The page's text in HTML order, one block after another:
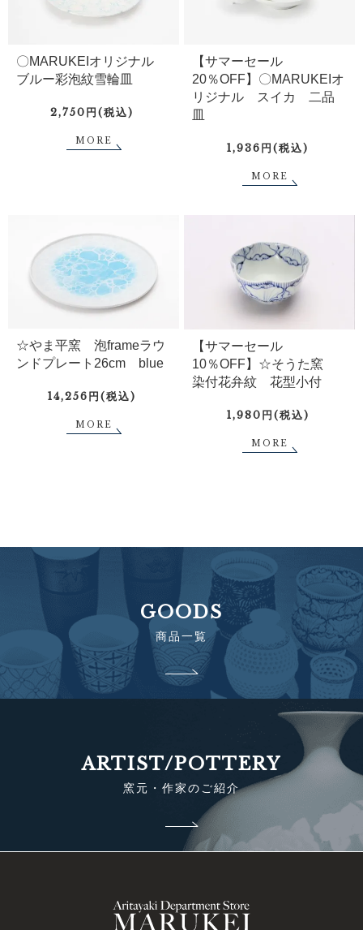
〇MARUKEIオリジナル
ブルー彩泡紋雪輪皿
2,750円(税込)
MORE
【サマーセール
20％OFF】〇MARUKEIオ
リジナル スイカ 二品
皿
1,936円(税込)
MORE
☆やま平窯 泡frameラウ
ンドプレート26cm blue
14,256円(税込)
MORE
【サマーセール
10％OFF】☆そうた窯
染付花弁紋 花型小付
1,980円(税込)
MORE
GOODS
商品一覧
ARTIST/POTTERY
窯元・作家のご紹介